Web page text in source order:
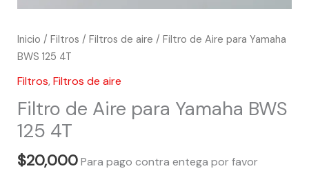
Inicio / Filtros / Filtros de aire / Filtro de Aire para Yamaha
BWS 125 4T
Filtros, Filtros de aire
Filtro de Aire para Yamaha BWS
125 4T
$20,000 Para pago contra entega por favor